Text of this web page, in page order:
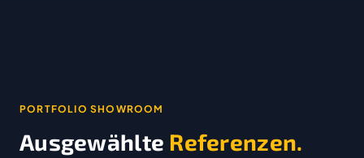
PORTFOLIO SHOWROOM
Ausgewählte Referenzen.